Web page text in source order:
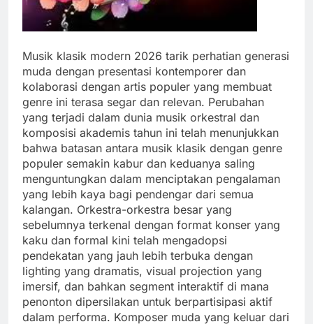
Musik klasik modern 2026 tarik perhatian generasi
muda dengan presentasi kontemporer dan
kolaborasi dengan artis populer yang membuat
genre ini terasa segar dan relevan. Perubahan
yang terjadi dalam dunia musik orkestral dan
komposisi akademis tahun ini telah menunjukkan
bahwa batasan antara musik klasik dengan genre
populer semakin kabur dan keduanya saling
menguntungkan dalam menciptakan pengalaman
yang lebih kaya bagi pendengar dari semua
kalangan. Orkestra-orkestra besar yang
sebelumnya terkenal dengan format konser yang
kaku dan formal kini telah mengadopsi
pendekatan yang jauh lebih terbuka dengan
lighting yang dramatis, visual projection yang
imersif, dan bahkan segment interaktif di mana
penonton dipersilakan untuk berpartisipasi aktif
dalam performa. Komposer muda yang keluar dari